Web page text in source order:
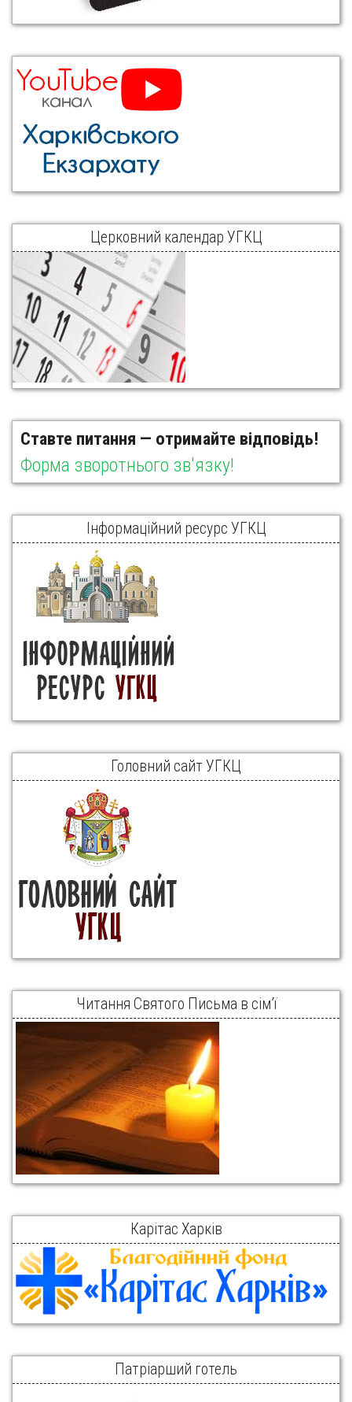
Церковний календар УГКЦ
Ставте питання — отримайте відповідь!
Форма зворотнього зв'язку!
Інформаційний ресурс УГКЦ
Головний сайт УГКЦ
Читання Святого Письма в сім’ї
Карітас Харків
Патріарший готель